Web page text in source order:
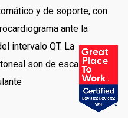
y de soporte, con
ante la
intervalo QT. La
son de escaso valor